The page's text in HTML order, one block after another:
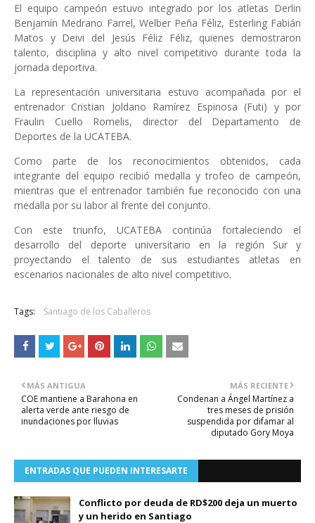
El equipo campeón estuvo integrado por los atletas Derlin
Benjamín Medrano Farrel, Welber Peña Féliz, Esterling Fabián
Matos y Deivi del Jesús Féliz Féliz, quienes demostraron
talento, disciplina y alto nivel competitivo durante toda la
jornada deportiva.
La representación universitaria estuvo acompañada por el
entrenador Cristian Joldano Ramírez Espinosa (Futi) y por
Fraulin Cuello Romelis, director del Departamento de
Deportes de la UCATEBA.
Como parte de los reconocimientos obtenidos, cada
integrante del equipo recibió medalla y trofeo de campeón,
mientras que el entrenador también fue reconocido con una
medalla por su labor al frente del conjunto.
Con este triunfo, UCATEBA continúa fortaleciendo el
desarrollo del deporte universitario en la región Sur y
proyectando el talento de sus estudiantes atletas en
escenarios nacionales de alto nivel competitivo.
Tags: Santiago de los Caballeros
MÁS RECIENTE
Condenan a Ángel Martínez a
tres meses de prisión
suspendida por difamar al
diputado Gory Moya
MÁS ANTIGUA
COE mantiene a Barahona en
alerta verde ante riesgo de
inundaciones por lluvias
ENTRADAS QUE PUEDEN INTERESARTE
Conflicto por deuda de RD$200 deja un muerto
y un herido en Santiago